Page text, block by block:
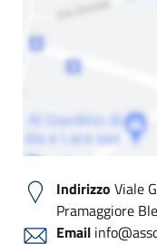
Indirizzo Viale
Pramaggiore
Email